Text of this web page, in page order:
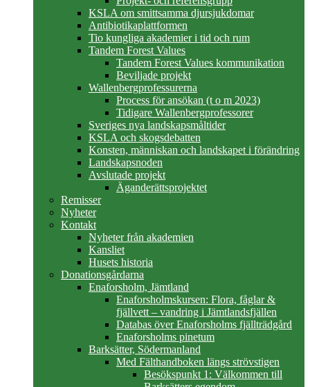
KSLA om smittsamma djursjukdomar
Antibiotikaplattformen
Tio kungliga akademier i tid och rum
Tandem Forest Values
Tandem Forest Values kommunikation
Beviljade projekt
Wallenbergprofessurerna
Process för ansökan (t o m 2023)
Tidigare Wallenbergprofessorer
Sveriges nya landskapsmåltider
KSLA och skogsdebatten
Konsten, människan och landskapet i förändring
Landskapsnoden
Avslutade projekt
Äganderättsprojektet
Remisser
Nyheter
Kontakt
Nyheter från akademien
Kansliet
Husets historia
Donationsgårdarna
Enaforsholm, Jämtland
Enaforsholmskursen: Flora, fåglar &
fjällvett – vandring i Jämtlandsfjällen
Databas över Enaforsholms fjällträdgård
Enaforsholms pinetum
Barksätter, Södermanland
Med Fälthandboken längs strövstigen
Besökspunkt 1: Välkommen till